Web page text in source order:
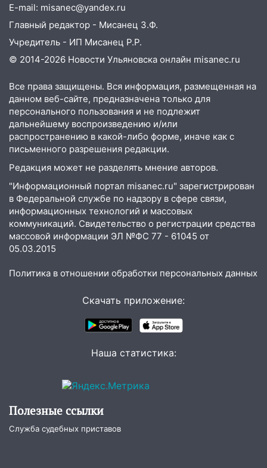
18:00 Мотофристайл, рок и силовой
экстрим: в Ульяновске пройдет
большой фестиваль «Наше время»
17:30 Где есть бензин в Ульяновске 5
17:05 «Обыск» по видеосвязи: в
Ульяновске задержали 19-летнюю
сообщницу мошенников
16:12 Едва не перерезал горло: в
Вешкайме посиделки с судимым
знакомым закончились для женщины
больницей
16:06 18-летняя девушка без прав
перевернулась на мопеде и попала в
больницу
15:59 Ульяновец отдал более 14
покровительство
На «кольце» кроссовер сбил 18-
В Ульяновске после тройного ДТП
госпитализировали 25-летнего байкера
надвигается жара
14:08 Пешеход переходил по «зебре»:
подробности серьезной аварии на
Фруктовой
E-mail: misanec@yandex.ru
Главный редактор - Мисанец З.Ф.
Учредитель - ИП Мисанец Р.Р.
© 2014-2026 Новости Ульяновска онлайн misanec.ru
Все права защищены. Вся информация, размещенная на
данном веб-сайте, предназначена только для
персонального пользования и не подлежит
дальнейшему воспроизведению и/или
распространению в какой-либо форме, иначе как с
письменного разрешения редакции.
Редакция может не разделять мнение авторов.
"Информационный портал misanec.ru" зарегистрирован
в Федеральной службе по надзору в сфере связи,
информационных технологий и массовых
коммуникаций. Свидетельство о регистрации средства
массовой информации ЭЛ №ФС 77 - 61045 от
05.03.2015
Политика в отношении обработки персональных данных
Скачать приложение:
Наша статистика:
Полезные ссылки
Служба судебных приставов